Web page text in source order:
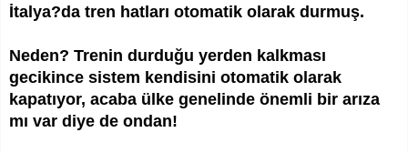
İtalya?da tren hatları otomatik olarak durmuş.
Neden? Trenin durduğu yerden kalkması
gecikince sistem kendisini otomatik olarak
kapatıyor, acaba ülke genelinde önemli bir arıza
mı var diye de ondan!